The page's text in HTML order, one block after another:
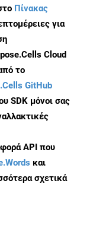
Πίνακας
για
Cloud
το
GitHub
SDK μόνοι σας
API που
και
σχετικά